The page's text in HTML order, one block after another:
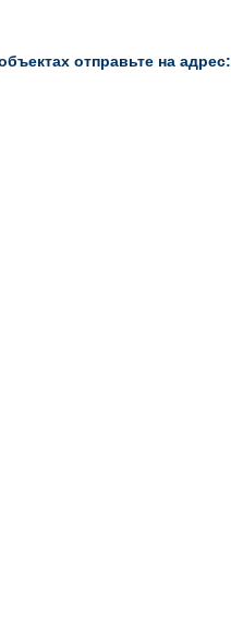
отправьте на адрес: